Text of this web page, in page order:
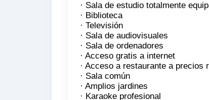
· Sala de estudio totalmente
· Biblioteca
· Televisión
· Sala de audiovisuales
· Sala de ordenadores
· Acceso gratis a internet
· Acceso a restaurante a precios
· Sala común
· Amplios jardines
· Karaoke profesional